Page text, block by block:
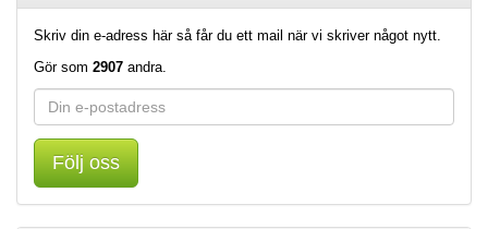
Skriv din e-adress här så får du ett mail när vi skriver något nytt.
Gör som 2907 andra.
Följ oss